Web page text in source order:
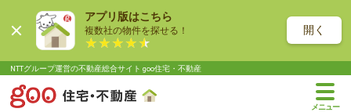
アプリ版はこちら
複数社の物件を探せる！ 開く
NTTグループ運営の不動産総合サイト goo住宅・不動産